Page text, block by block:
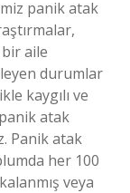
panik atak
bir aile
durumlar
kaygılı ve
atak
Panik atak
her 100
veya